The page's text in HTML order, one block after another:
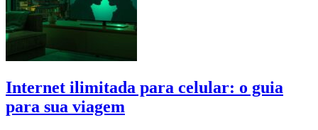
Internet ilimitada para celular: o guia
para sua viagem